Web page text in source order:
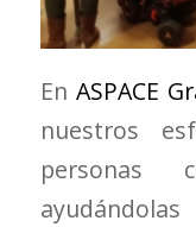
En ASPACE
nuestros
personas